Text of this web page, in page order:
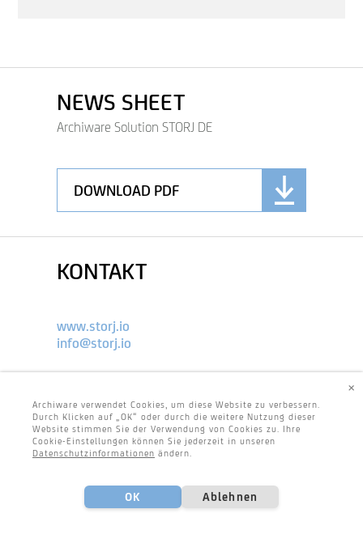
NEWS SHEET
Archiware Solution STORJ DE
DOWNLOAD PDF
KONTAKT
www.storj.io
info@storj.io
Archiware verwendet Cookies, um diese Website zu verbessern.
Durch Klicken auf „OK“ oder durch die weitere Nutzung dieser
Website stimmen Sie der Verwendung von Cookies zu. Ihre
Cookie-Einstellungen können Sie jederzeit in unseren
Datenschutzinformationen ändern.
OK Ablehnen
×